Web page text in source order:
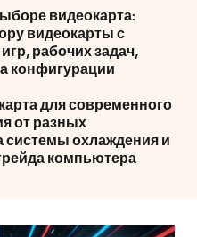
видеокарта:
видеокарты с
рабочих задач,
конфигурации
для современного
от разных
системы охлаждения и
компьютера